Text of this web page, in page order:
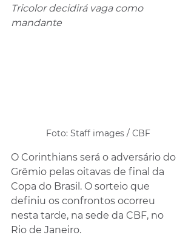
Tricolor decidirá vaga como
mandante
Foto: Staff images / CBF
O Corinthians será o adversário do
Grêmio pelas oitavas de final da
Copa do Brasil. O sorteio que
definiu os confrontos ocorreu
nesta tarde, na sede da CBF, no
Rio de Janeiro.